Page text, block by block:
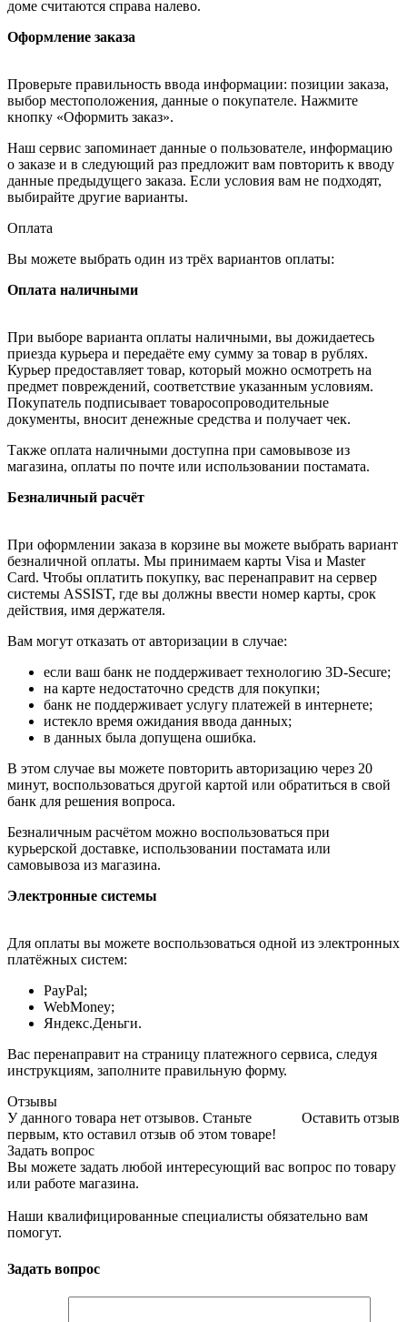
доме считаются справа налево.
Оформление заказа
Проверьте правильность ввода информации: позиции заказа,
выбор местоположения, данные о покупателе. Нажмите
кнопку «Оформить заказ».
Наш сервис запоминает данные о пользователе, информацию
о заказе и в следующий раз предложит вам повторить к вводу
данные предыдущего заказа. Если условия вам не подходят,
выбирайте другие варианты.
Оплата
Вы можете выбрать один из трёх вариантов оплаты:
Оплата наличными
При выборе варианта оплаты наличными, вы дожидаетесь
приезда курьера и передаёте ему сумму за товар в рублях.
Курьер предоставляет товар, который можно осмотреть на
предмет повреждений, соответствие указанным условиям.
Покупатель подписывает товаросопроводительные
документы, вносит денежные средства и получает чек.
Также оплата наличными доступна при самовывозе из
магазина, оплаты по почте или использовании постамата.
Безналичный расчёт
При оформлении заказа в корзине вы можете выбрать вариант
безналичной оплаты. Мы принимаем карты Visa и Master
Card. Чтобы оплатить покупку, вас перенаправит на сервер
системы ASSIST, где вы должны ввести номер карты, срок
действия, имя держателя.
Вам могут отказать от авторизации в случае:
если ваш банк не поддерживает технологию 3D-Secure;
на карте недостаточно средств для покупки;
банк не поддерживает услугу платежей в интернете;
истекло время ожидания ввода данных;
в данных была допущена ошибка.
В этом случае вы можете повторить авторизацию через 20
минут, воспользоваться другой картой или обратиться в свой
банк для решения вопроса.
Безналичным расчётом можно воспользоваться при
курьерской доставке, использовании постамата или
самовывоза из магазина.
Электронные системы
Для оплаты вы можете воспользоваться одной из электронных
платёжных систем:
PayPal;
WebMoney;
Яндекс.Деньги.
Вас перенаправит на страницу платежного сервиса, следуя
инструкциям, заполните правильную форму.
Отзывы
Оставить отзыв
У данного товара нет отзывов. Станьте
первым, кто оставил отзыв об этом товаре!
Задать вопрос
Вы можете задать любой интересующий вас вопрос по товару
или работе магазина.
Наши квалифицированные специалисты обязательно вам
помогут.
Задать вопрос